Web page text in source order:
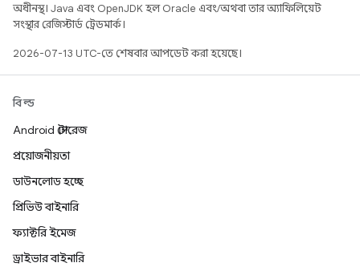
অধীনস্থ। Java এবং OpenJDK হল Oracle এবং/অথবা তার অ্যাফিলিয়েট
সংস্থার রেজিস্টার্ড ট্রেডমার্ক।
2026-07-13 UTC-তে শেষবার আপডেট করা হয়েছে।
বিল্ড
Android স্টোরেজ
প্রয়োজনীয়তা
ডাউনলোড হচ্ছে
প্রিভিউ বাইনারি
ফ্যাক্টরি ইমেজ
ড্রাইভার বাইনারি